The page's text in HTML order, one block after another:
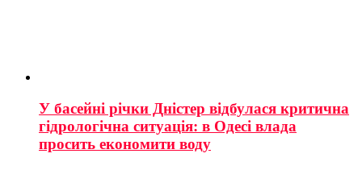
У басейні річки Дністер відбулася критична
гідрологічна ситуація: в Одесі влада
просить економити воду